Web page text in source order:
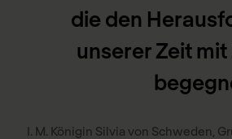
die den
unserer Zeit
I. M. Königin Silvia von Schweden,